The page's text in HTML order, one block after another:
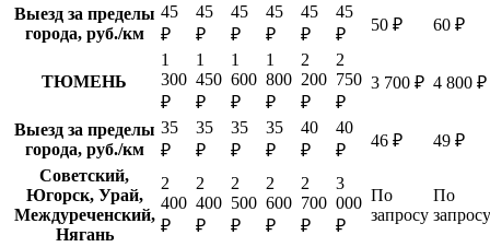
Выезд за пределы
города, руб./км
45
₽
45
₽
45
₽
45
₽
45
₽
45
₽
50 ₽ 60 ₽
ТЮМЕНЬ
1
300
₽
1
450
₽
1
600
₽
1
800
₽
2
200
₽
2
750
₽
3 700 ₽ 4 800 ₽
Выезд за пределы
города, руб./км
35
₽
35
₽
35
₽
35
₽
40
₽
40
₽
46 ₽
49 ₽
Советский,
Югорск, Урай,
Междуреченский,
Нягань
2
400
₽
2
400
₽
2
500
₽
2
600
₽
2
700
₽
3
000
₽
По
запросу
По
запросу